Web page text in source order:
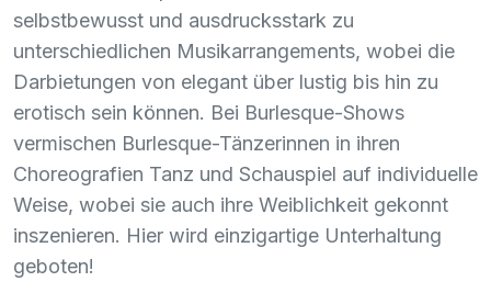
selbstbewusst und ausdrucksstark zu
unterschiedlichen Musikarrangements, wobei die
Darbietungen von elegant über lustig bis hin zu
erotisch sein können. Bei Burlesque-Shows
vermischen Burlesque-Tänzerinnen in ihren
Choreografien Tanz und Schauspiel auf individuelle
Weise, wobei sie auch ihre Weiblichkeit gekonnt
inszenieren. Hier wird einzigartige Unterhaltung
geboten!